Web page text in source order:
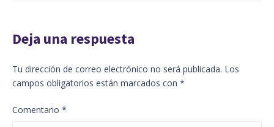
Deja una respuesta
Tu dirección de correo electrónico no será publicada. Los
campos obligatorios están marcados con *
Comentario *